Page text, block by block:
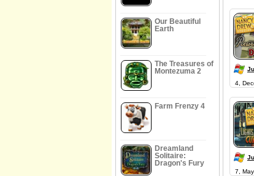
Our Beautiful
Earth
The Treasures of
Montezuma 2
Farm Frenzy 4
Dreamland
Solitaire:
Dragon's Fury
4,
7, May